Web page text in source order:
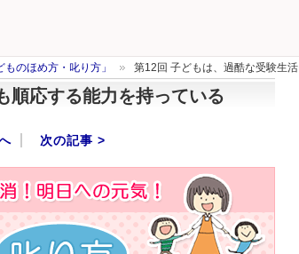
のほめ方・叱り方」 第12回 子どもは、過酷な受験生
順応する能力を持っている
次の記事 >